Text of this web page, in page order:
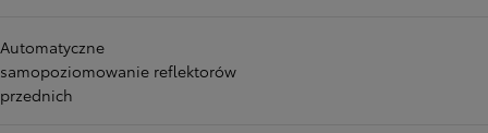
Automatyczne
samopoziomowanie reflektorów
przednich